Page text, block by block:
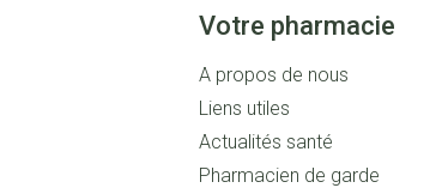
Votre pharmacie
A propos de nous
Liens utiles
Actualités santé
Pharmacien de garde